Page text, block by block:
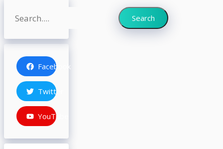
Search
Facebook
Twitter
YouTube